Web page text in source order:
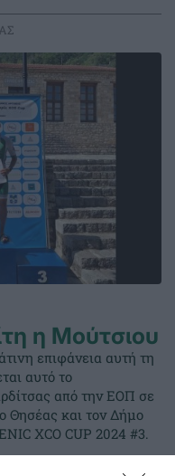
η Μούτσιου
επιφάνεια αυτή τη
αυτό το
από την ΕΟΠ σε
Θησέας και τον Δήμο
XCO CUP 2024 #3.